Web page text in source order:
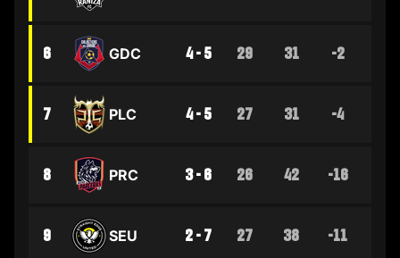
6 GDC 4 - 5 29 31 -2
7 PLC 4 - 5 27 31 -4
8 PRC 3 - 6 26 42 -16
9 SEU 2 - 7 27 38 -11